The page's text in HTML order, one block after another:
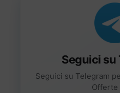
Seguici su
Seguici su Telegram
Offerte